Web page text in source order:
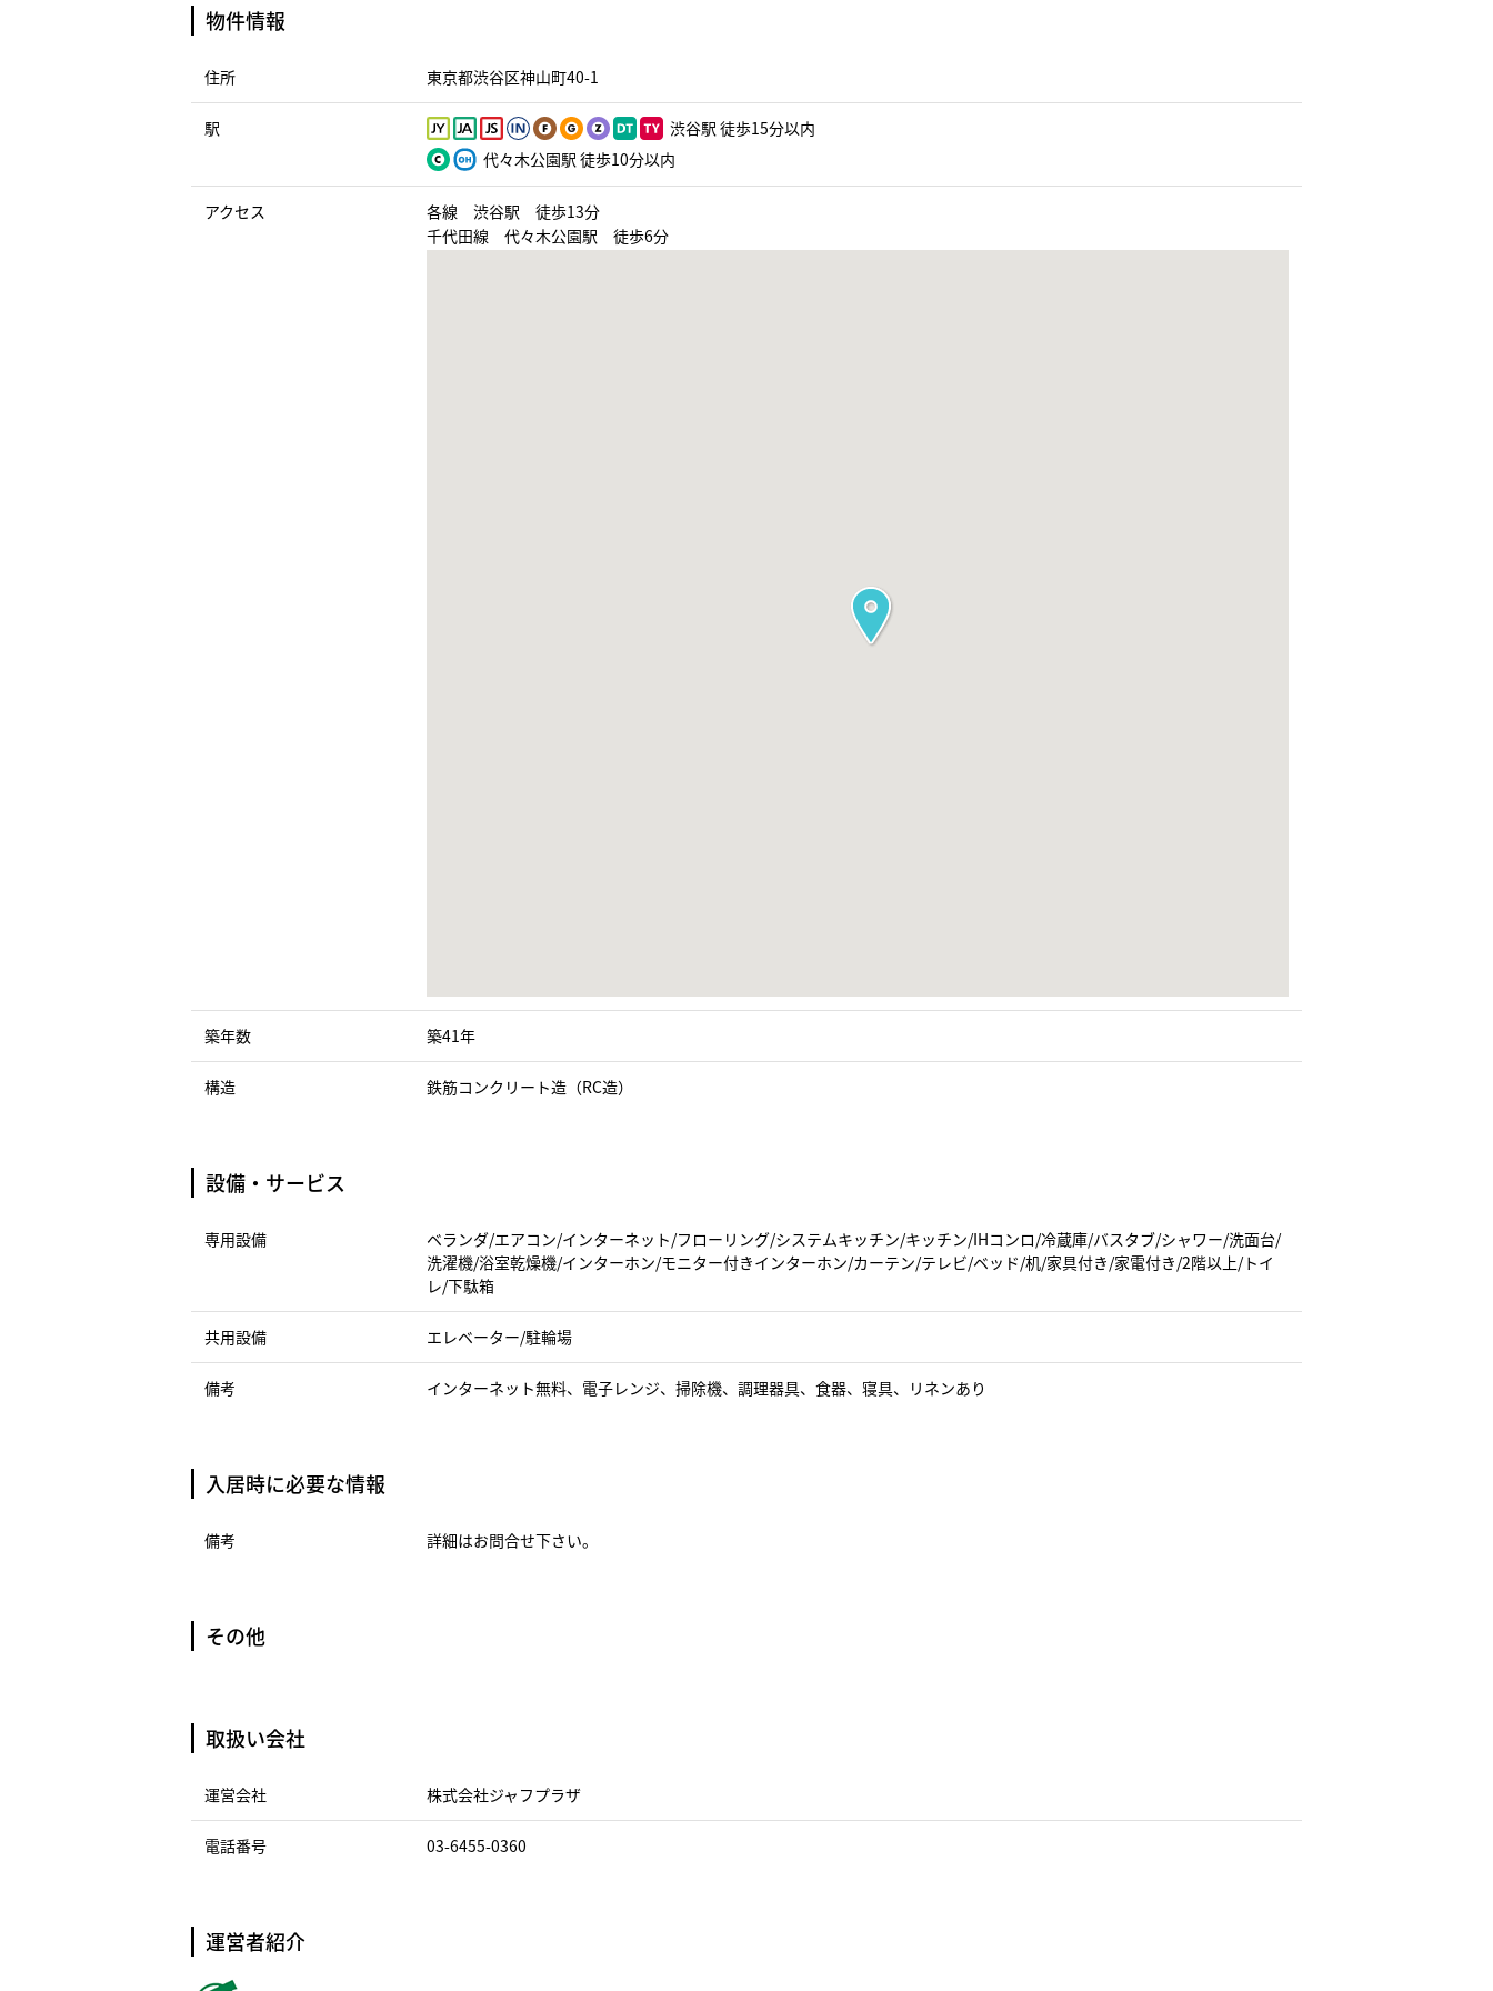
物件情報
住所 東京都渋谷区神山町40-1
駅
渋谷駅 徒歩15分以内
代々木公園駅 徒歩10分以内
アクセス
各線 渋谷駅 徒歩13分
千代田線 代々木公園駅 徒歩6分
築年数 築41年
構造 鉄筋コンクリート造（RC造）
設備・サービス
専用設備
ベランダ/エアコン/インターネット/フローリング/システムキッチン/キッチン/IHコンロ/冷蔵庫/バスタブ/シャワー/洗面台/
洗濯機/浴室乾燥機/インターホン/モニター付きインターホン/カーテン/テレビ/ベッド/机/家具付き/家電付き/2階以上/トイ
レ/下駄箱
共用設備 エレベーター/駐輪場
備考 インターネット無料、電子レンジ、掃除機、調理器具、食器、寝具、リネンあり
入居時に必要な情報
備考 詳細はお問合せ下さい。
その他
取扱い会社
運営会社 株式会社ジャフプラザ
電話番号 03-6455-0360
運営者紹介